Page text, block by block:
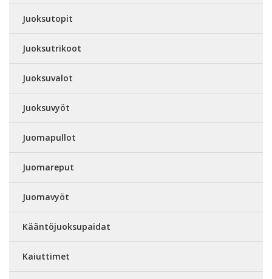
Juoksutopit
Juoksutrikoot
Juoksuvalot
Juoksuvyöt
Juomapullot
Juomareput
Juomavyöt
Kääntöjuoksupaidat
Kaiuttimet